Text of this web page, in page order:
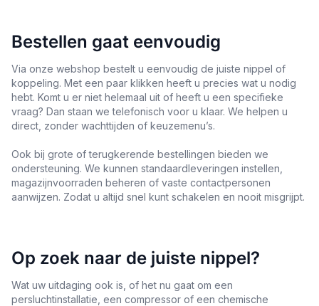
Bestellen gaat eenvoudig
Via onze webshop bestelt u eenvoudig de juiste nippel of
koppeling. Met een paar klikken heeft u precies wat u nodig
hebt. Komt u er niet helemaal uit of heeft u een specifieke
vraag? Dan staan we telefonisch voor u klaar. We helpen u
direct, zonder wachttijden of keuzemenu’s.
Ook bij grote of terugkerende bestellingen bieden we
ondersteuning. We kunnen standaardleveringen instellen,
magazijnvoorraden beheren of vaste contactpersonen
aanwijzen. Zodat u altijd snel kunt schakelen en nooit misgrijpt.
Op zoek naar de juiste nippel?
Wat uw uitdaging ook is, of het nu gaat om een
persluchtinstallatie, een compressor of een chemische